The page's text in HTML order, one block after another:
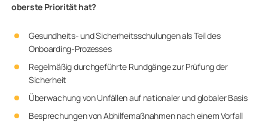
oberste Priorität hat?
Gesundheits- und Sicherheitsschulungen als Teil des
Onboarding-Prozesses
Regelmäßig durchgeführte Rundgänge zur Prüfung der
Sicherheit
Überwachung von Unfällen auf nationaler und globaler Basis
Besprechungen von Abhilfemaßnahmen nach einem Vorfall